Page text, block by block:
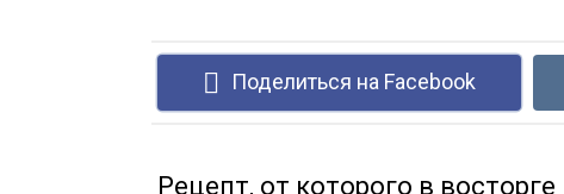
Поделиться на Facebook
Рецепт, от которого в восторге